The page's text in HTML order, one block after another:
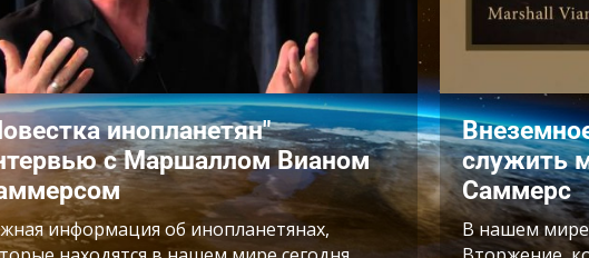
инопланетян"
с Маршаллом Вианом
информация об инопланетянах,
служить
Саммерс
В нашем мире